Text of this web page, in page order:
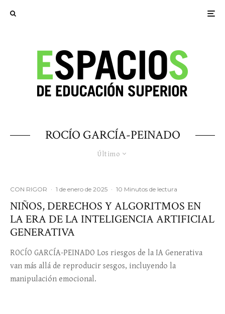
ROCÍO GARCÍA-PEINADO
Último
CON RIGOR · 1 de enero de 2025 · 10 Minutos de lectura
NIÑOS, DERECHOS Y ALGORITMOS EN
LA ERA DE LA INTELIGENCIA ARTIFICIAL
GENERATIVA
ROCÍO GARCÍA-PEINADO Los riesgos de la IA Generativa
van más allá de reproducir sesgos, incluyendo la
manipulación emocional.